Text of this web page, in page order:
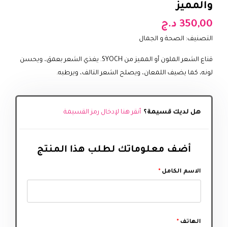
والمميز
350,00 د.ج
التصنيف: الصحة و الجمال
قناع الشعر الملون أو المميز من SYOCH. يغذي الشعر بعمق، ويحسن
لونه، كما يضيف اللمعان، ويصلح الشعر التالف، ويرطبه.
هل لديك قسيمة؟ أنقر هنا لإدخال رمز القسيمة
أضف معلوماتك لطلب هذا المنتج‬
الاسم الكامل *
الهاتف *